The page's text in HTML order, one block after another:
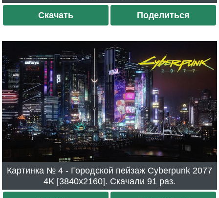
Скачать Поделиться
Картинка № 4 - Городской пейзаж Cyberpunk 2077
4K [3840x2160]. Скачали 91 раз.